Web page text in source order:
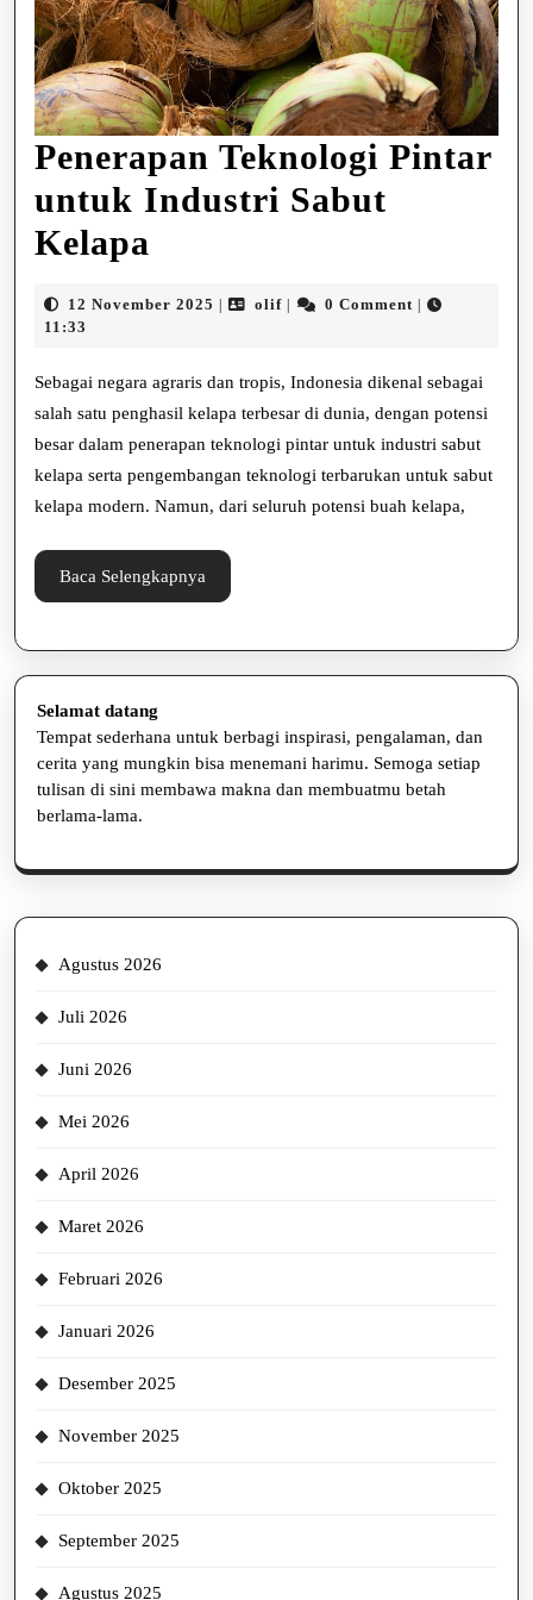
Penerapan Teknologi Pintar
untuk Industri Sabut
Kelapa
Pintar
untuk
Industri
Sabut
Kelapa
12 November 2025 12
olifolif 0 Comment
11:33
Sebagai negara agraris dan tropis, Indonesia dikenal sebagai
salah satu penghasil kelapa terbesar di dunia, dengan potensi
besar dalam penerapan teknologi pintar untuk industri sabut
kelapa serta pengembangan teknologi terbarukan untuk sabut
kelapa modern. Namun, dari seluruh potensi buah kelapa,
Baca Selengkapnya
Selengkapnya
Selamat datang
Tempat sederhana untuk berbagi inspirasi, pengalaman, dan
cerita yang mungkin bisa menemani harimu. Semoga setiap
tulisan di sini membawa makna dan membuatmu betah
berlama-lama.
Agustus 2026
Juli 2026
Juni 2026
Mei 2026
April 2026
Maret 2026
Februari 2026
Januari 2026
Desember 2025
November 2025
Oktober 2025
September 2025
Agustus 2025